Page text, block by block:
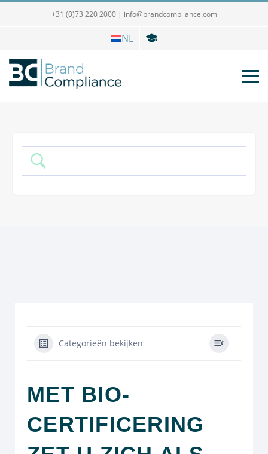
+31 (0)73 220 2000 | info@brandcompliance.com
NL
Categorieën bekijken
MET BIO-
CERTIFICERING